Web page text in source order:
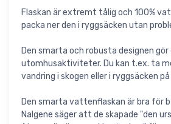
Flaskan är extremt tålig och 100%
packa ner den i ryggsäcken utan
Den smarta och robusta designen
utomhusaktiviteter. Du kan t.ex. ta
vandring i skogen eller i ryggsäcken
Den smarta vattenflaskan är bra för
Nalgene säger att de skapade "den